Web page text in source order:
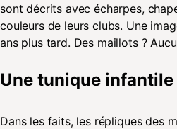
sont décrits avec écharpes,
couleurs de leurs clubs. Une
ans plus tard. Des maillots ?
Une tunique infantile
Dans les faits, les répliques des